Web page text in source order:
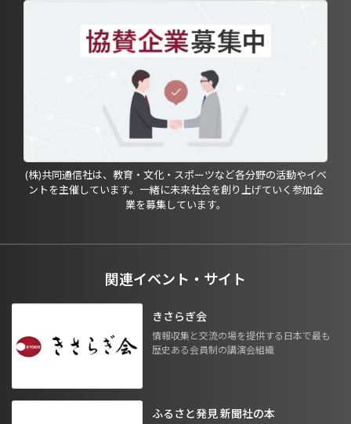
(株)共同通信社は、教育・文化・スポーツなど各分野の活動やイベ
ントを主催しています。一緒に未来社会を創り上げていく参加企
業を募集しています。
関連イベント・サイト
きさらぎ会
情報収集と交流の場を提供する日本で最も
歴史ある会員制の講演会組織
ふるさと発見 新聞社の本